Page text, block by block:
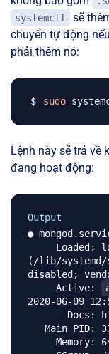
systemctl
sẽ
chuyển tự động
phải thêm nó:
sudo
Lệnh này sẽ trả về
đang hoạt động:
Output
●
(/lib/systemd/
disabled;
     Active:
2020-06-09